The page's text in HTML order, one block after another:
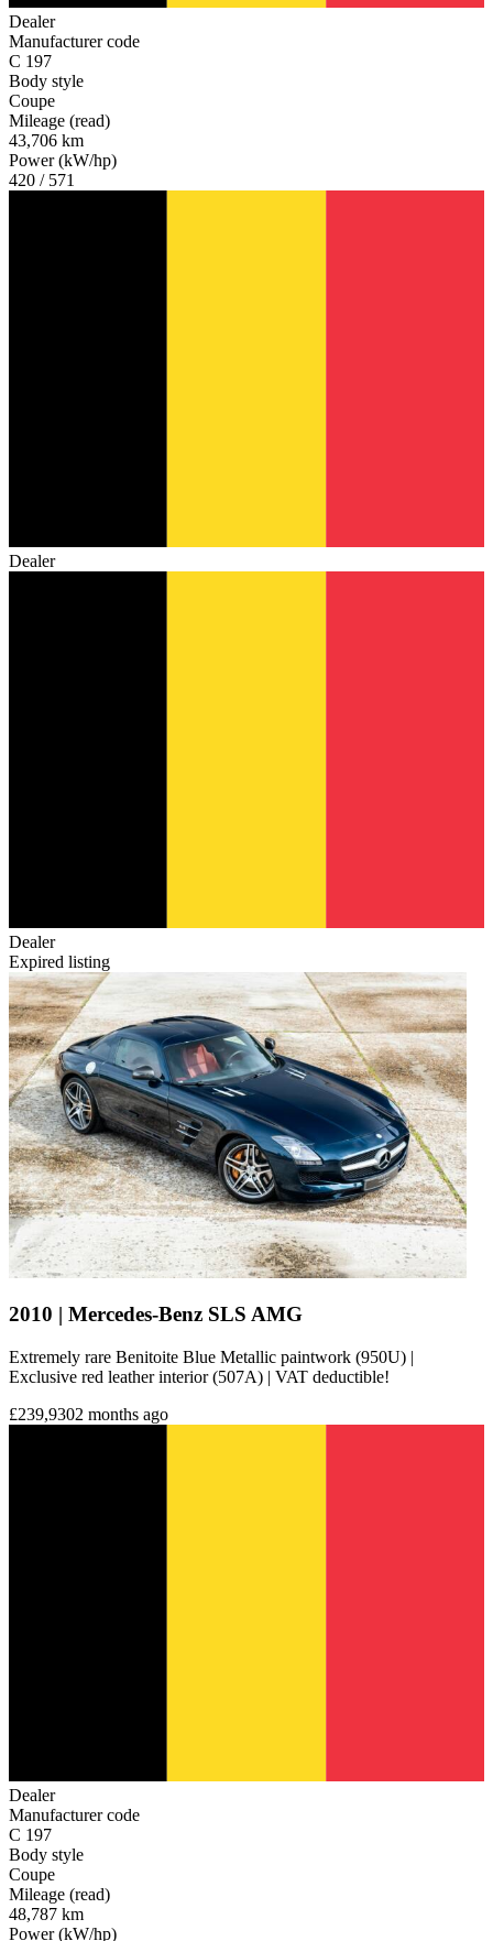
Dealer
Manufacturer code
C 197
Body style
Coupe
Mileage (read)
43,706 km
Power (kW/hp)
420 / 571
Dealer
Dealer
Expired listing
2010 | Mercedes-Benz SLS AMG
Extremely rare Benitoite Blue Metallic paintwork (950U) |
Exclusive red leather interior (507A) | VAT deductible!
£239,9302 months ago
Dealer
Manufacturer code
C 197
Body style
Coupe
Mileage (read)
48,787 km
Power (kW/hp)